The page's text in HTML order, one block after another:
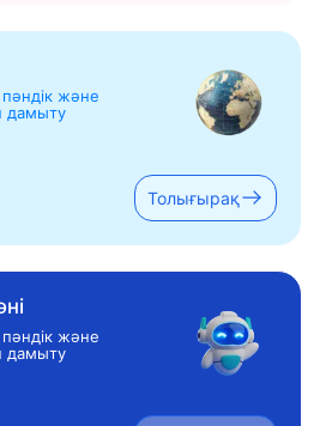
және
дамыту
Толығырақ
және
дамыту